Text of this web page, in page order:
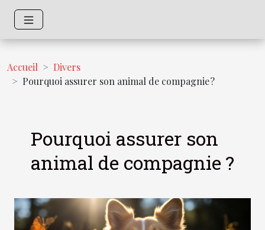
Accueil
Divers
Pourquoi assurer son animal de compagnie ?
Pourquoi assurer son
animal de compagnie ?